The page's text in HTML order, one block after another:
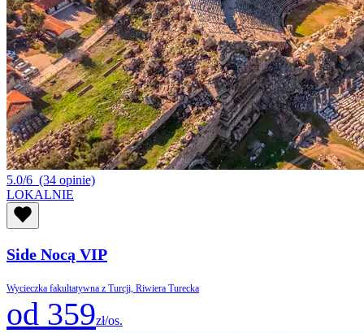
5.0/6 (34 opinie)
LOKALNIE
Side Nocą VIP
Wycieczka fakultatywna z Turcji, Riwiera Turecka
od 359zł/os.